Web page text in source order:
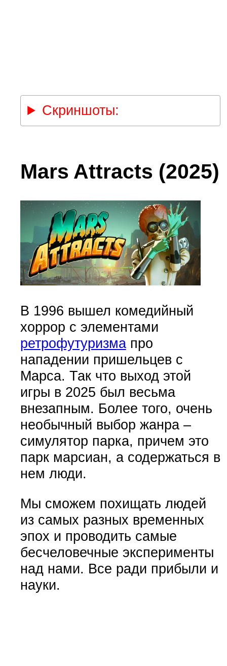
Скриншоты:
Mars Attracts (2025)
В 1996 вышел комедийный
хоррор с элементами
ретрофутуризмапро
нападении пришельцев с
Марса. Так что выход этой
игры в 2025 был весьма
внезапным. Более того, очень
необычный выбор жанра –
симулятор парка, причем это
парк марсиан, а содержаться в
нем люди.
Мы сможем похищать людей
из самых разных временных
эпох и проводить самые
бесчеловечные эксперименты
над нами. Все ради прибыли и
науки.